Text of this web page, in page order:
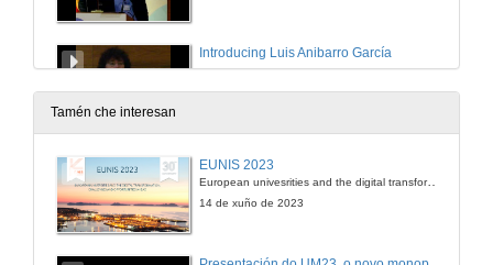
Introducing Luis Anibarro García
21 de nov. de 2013
21 de nov. de 2013
Tamén che interesan
EUNIS 2023
European univesrities and the digital transformation: challenges and opportunities ahead
14 de xuño de 2023